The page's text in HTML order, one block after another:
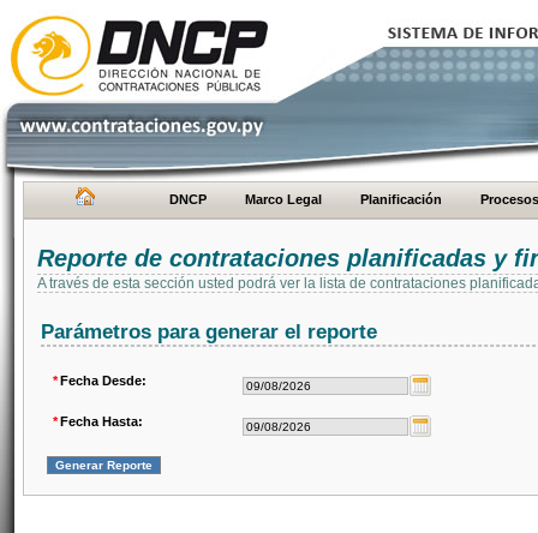
DNCP Marco Legal Planificación Procesos
Reporte de contrataciones planificadas y
A través de esta sección usted podrá ver la lista de contrataciones
Parámetros para generar el reporte
*Fecha Desde:
*Fecha Hasta: